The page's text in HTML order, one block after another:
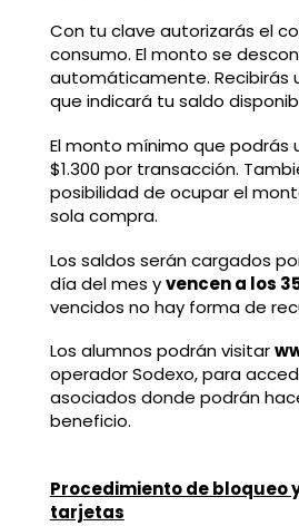
Con tu clave autorizarás el
consumo. El monto se
automáticamente. Recibirás
que indicará tu saldo
El monto mínimo que podrás
$1.300 por transacción.
posibilidad de ocupar el
sola compra.
Los saldos serán cargados
día del mes yvencen a los
vencidos no hay forma de
Los alumnos podrán visitar
operador Sodexo, para
asociados donde podrán
beneficio.
Procedimiento de bloqueo
tarjetas